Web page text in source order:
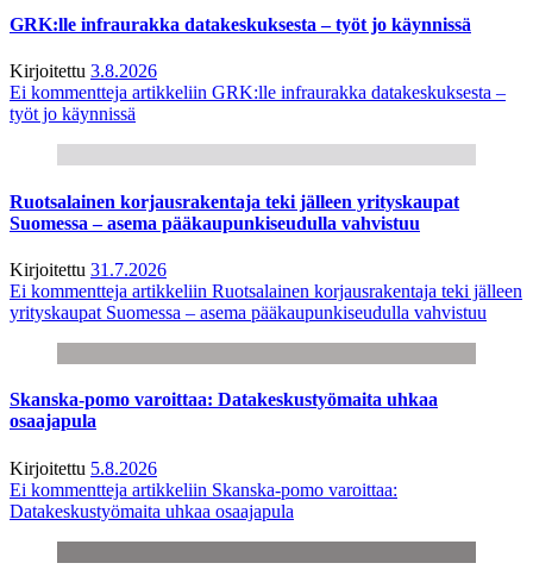
GRK:lle infraurakka datakeskuksesta – työt jo käynnissä
Kirjoitettu 3.8.2026
Ei kommentteja artikkeliin GRK:lle infraurakka datakeskuksesta –
työt jo käynnissä
Ruotsalainen korjausrakentaja teki jälleen yrityskaupat
Suomessa – asema pääkaupunkiseudulla vahvistuu
Kirjoitettu 31.7.2026
Ei kommentteja artikkeliin Ruotsalainen korjausrakentaja teki jälleen
yrityskaupat Suomessa – asema pääkaupunkiseudulla vahvistuu
Skanska-pomo varoittaa: Datakeskustyömaita uhkaa
osaajapula
Kirjoitettu 5.8.2026
Ei kommentteja artikkeliin Skanska-pomo varoittaa:
Datakeskustyömaita uhkaa osaajapula